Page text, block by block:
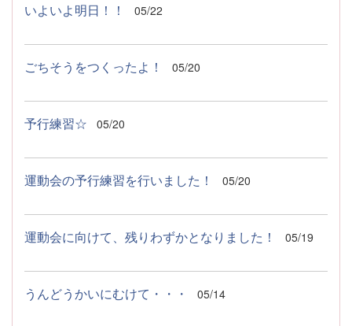
いよいよ明日！！ 05/22
ごちそうをつくったよ！ 05/20
予行練習☆ 05/20
運動会の予行練習を行いました！ 05/20
運動会に向けて、残りわずかとなりました！ 05/19
うんどうかいにむけて・・・ 05/14